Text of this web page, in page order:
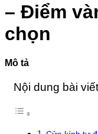
– Điểm
chọn
Mô tả
Nội dung bài viết